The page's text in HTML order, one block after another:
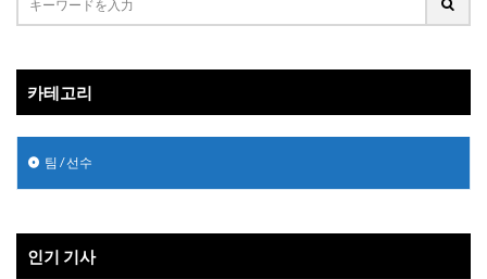
카테고리
팀 / 선수
인기 기사